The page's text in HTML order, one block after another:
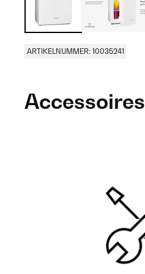
ARTIKELNUMMER: 10035241
Accessoires